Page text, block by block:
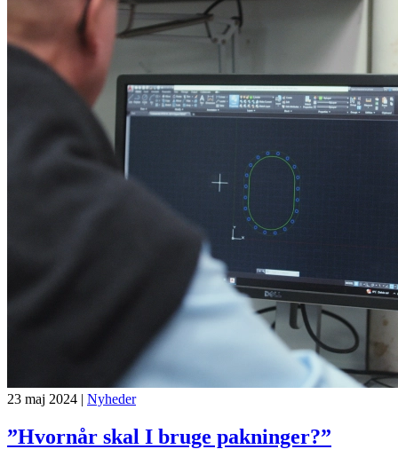
23 maj 2024 | Nyheder
”Hvornår skal I bruge pakninger?”